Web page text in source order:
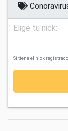
Elige tu nick:
Si tiene el nick